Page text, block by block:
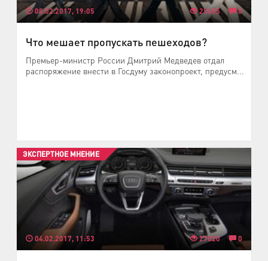
08.02.2017, 19:05 25655 0
Что мешает пропускать пешеходов?
Премьер-министр России Дмитрий Медведев отдал
распоряжение внести в Госдуму законопроект, предусм...
04.02.2017, 11:53 27020 0
ЭКСПЕРТНОЕ МНЕНИЕ